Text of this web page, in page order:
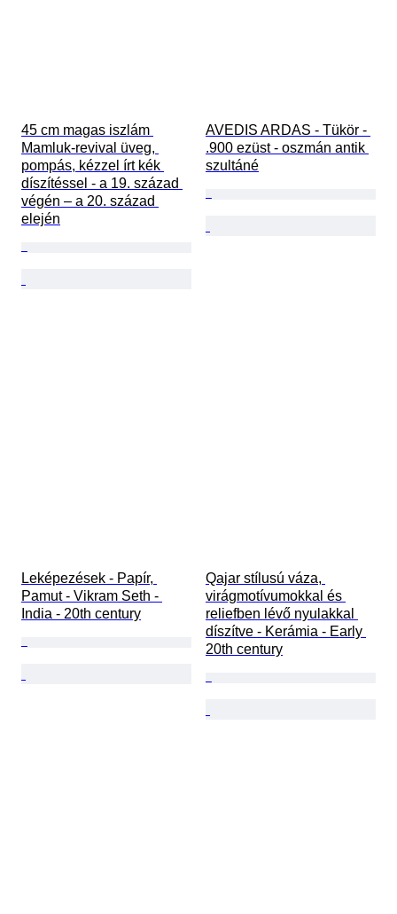
45 cm magas iszlám
Mamluk-revival üveg,
pompás, kézzel írt kék
díszítéssel - a 19. század
végén – a 20. század
elején
AVEDIS ARDAS - Tükör -
.900 ezüst - oszmán antik
szultáné
Leképezések - Papír,
Pamut - Vikram Seth -
India - 20th century
Qajar stílusú váza,
virágmotívumokkal és
reliefben lévő nyulakkal
díszítve - Kerámia - Early
20th century